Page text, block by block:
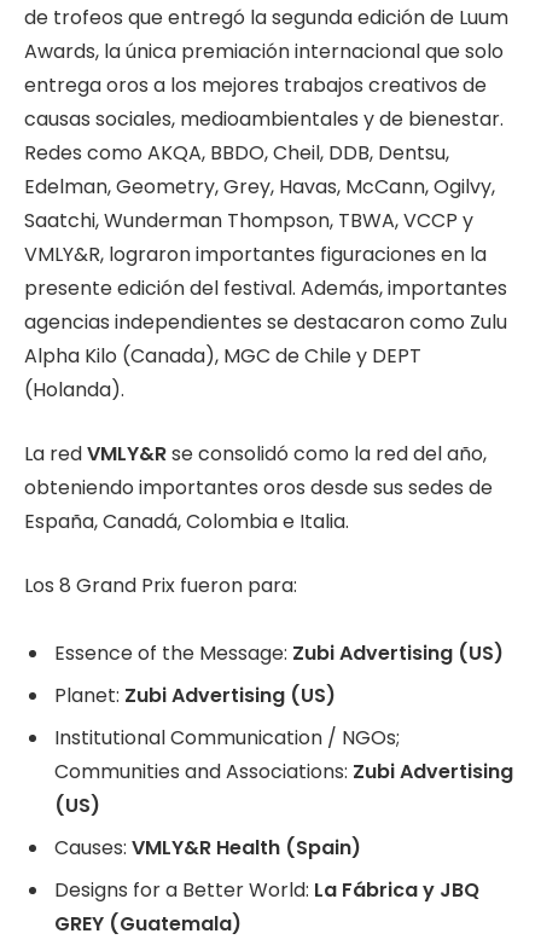
de trofeos que entregó la segunda edición de Luum
Awards, la única premiación internacional que solo
entrega oros a los mejores trabajos creativos de
causas sociales, medioambientales y de bienestar.
Redes como AKQA, BBDO, Cheil, DDB, Dentsu,
Edelman, Geometry, Grey, Havas, McCann, Ogilvy,
Saatchi, Wunderman Thompson, TBWA, VCCP y
VMLY&R, lograron importantes figuraciones en la
presente edición del festival. Además, importantes
agencias independientes se destacaron como Zulu
Alpha Kilo (Canada), MGC de Chile y DEPT
(Holanda).
La redVMLY&Rse consolidó como la red del año,
obteniendo importantes oros desde sus sedes de
España, Canadá, Colombia e Italia.
Los 8 Grand Prix fueron para:
Essence of the Message: Zubi Advertising (US)
Planet: Zubi Advertising (US)
Institutional Communication / NGOs;
Communities and Associations: Zubi Advertising
(US)
Causes: VMLY&R Health (Spain)
Designs for a Better World: La Fábrica y JBQ
GREY (Guatemala)